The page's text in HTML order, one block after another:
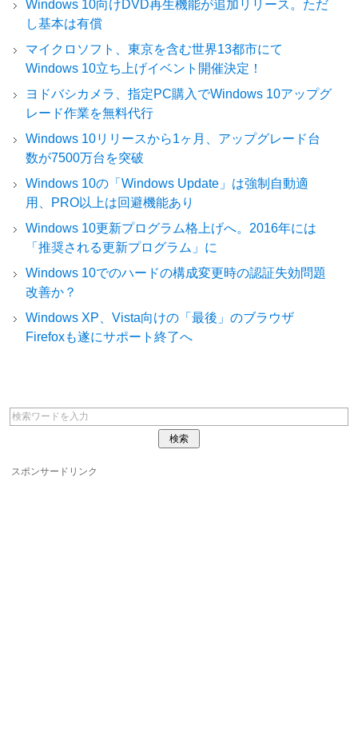
Windows 10向けDVD再生機能が追加リリース。ただ
し基本は有償
マイクロソフト、東京を含む世界13都市にて
Windows 10立ち上げイベント開催決定！
ヨドバシカメラ、指定PC購入でWindows 10アップグ
レード作業を無料代行
Windows 10リリースから1ヶ月、アップグレード台
数が7500万台を突破
Windows 10の「Windows Update」は強制自動適
用、PRO以上は回避機能あり
Windows 10更新プログラム格上げへ。2016年には
「推奨される更新プログラム」に
Windows 10でのハードの構成変更時の認証失効問題
改善か？
Windows XP、Vista向けの「最後」のブラウザ
Firefoxも遂にサポート終了へ
スポンサードリンク